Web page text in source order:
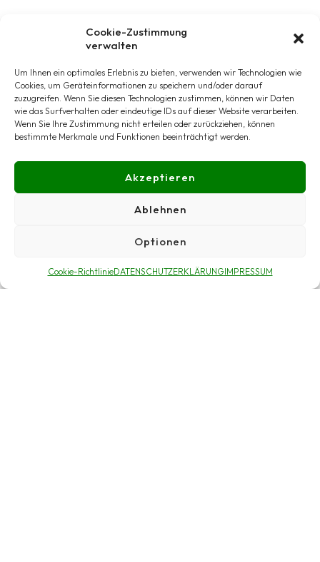
Cookie-Zustimmung
verwalten
Um Ihnen ein optimales Erlebnis zu bieten, verwenden wir Technologien wie
Cookies, um Geräteinformationen zu speichern und/oder darauf
zuzugreifen. Wenn Sie diesen Technologien zustimmen, können wir Daten
wie das Surfverhalten oder eindeutige IDs auf dieser Website verarbeiten.
Wenn Sie Ihre Zustimmung nicht erteilen oder zurückziehen, können
bestimmte Merkmale und Funktionen beeinträchtigt werden.
Akzeptieren
Ablehnen
Optionen
Cookie-RichtlinieDATENSCHUTZERKLÄRUNGIMPRESSUM